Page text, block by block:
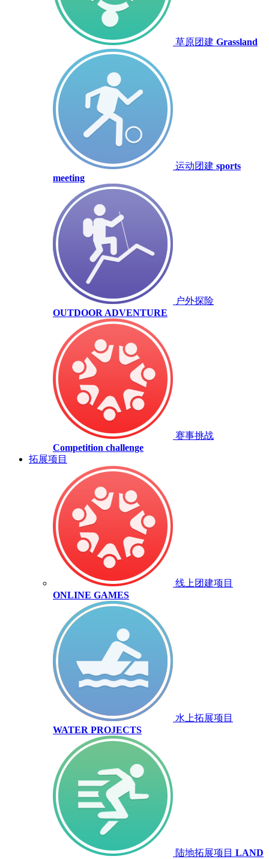
草原团建 Grassland
运动团建 sports
meeting
户外探险
OUTDOOR ADVENTURE
赛事挑战
Competition challenge
拓展项目
线上团建项目
ONLINE GAMES
水上拓展项目
WATER PROJECTS
陆地拓展项目 LAND